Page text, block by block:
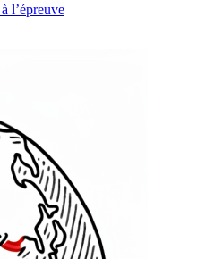
l’épreuve